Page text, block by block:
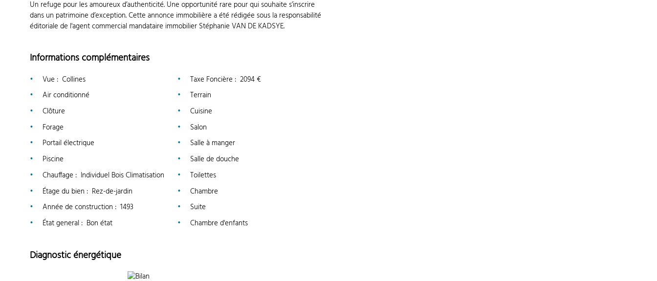
Un refuge pour les amoureux d’authenticité. Une opportunité rare pour qui souhaite s’inscrire
dans un patrimoine d’exception. Cette annonce immobilière a été rédigée sous la responsabilité
éditoriale de l'agent commercial mandataire immobilier Stéphanie VAN DE KADSYE.
Informations complémentaires
Vue : Collines
Air conditionné
Clôture
Forage
Portail électrique
Piscine
Chauffage : Individuel Bois Climatisation
Étage du bien : Rez-de-jardin
Année de construction : 1493
État general: Bon état
Taxe Foncière : 2094 €
Terrain
Cuisine
Salon
Salle à manger
Salle de douche
Toilettes
Chambre
Suite
Chambre d'enfants
Diagnostic énergétique